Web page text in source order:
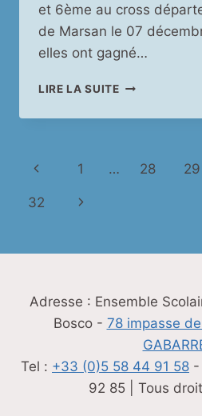
et 6ème au cross
de Marsan le 07
elles ont gagné…
LIRE LA SUITECROSS
Navigation
de
Page
précédente
1 … 28 29
32
Page
Adresse : Ensemble
Bosco - 78 impasse
Tel : +33 (0)5 58 44 91 58 -
92 85 | Tous